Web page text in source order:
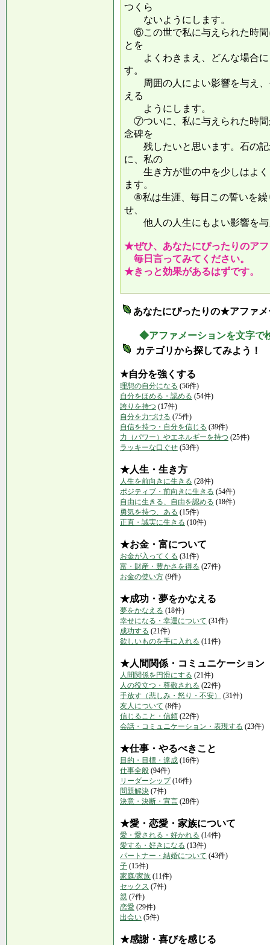
つくら
ないようにします。
⑥この世で私に与えられた時間
とを
よくわきまえ、どんな場合に
す。
周囲の人によい影響を与え、
える
ようにします。
⑦ついに、私に与えられた時間
念碑を
残したいと思います。石の記
に、私の
生き方が世の中を少しはよく
ます。
⑧私は生涯、毎日この誓いを繰
せ、
他人の人生にもよい影響
★ぜひ、あなたにぴったりのア
毎日言ってみてください。
★きっと効果があるはずです。
あなたにぴったりの★アファ
◆アファメーションを文字で
カテゴリから探してみよう！
★自分を強くする
理想の自分になる (56件)
自分をほめる・認める (54件)
誇りを持つ (17件)
自分を力づける (75件)
自信を持つ・自分を信じる (39件)
力（パワー）やエネルギーを持つ (25件)
ラッキーな口ぐせ (53件)
★人生・生き方
人生を前向きに生きる (28件)
ポジティブ・前向きに生きる (54件)
自由に生きる、自由を認める (18件)
勇気を持つ、ある (15件)
正直・誠実に生きる (10件)
★お金・富について
お金が入ってくる (31件)
富・財産・豊かさを得る (27件)
お金の使い方 (9件)
★成功・夢をかなえる
夢をかなえる (18件)
幸せになる・幸運について (31件)
成功する (21件)
欲しいものを手に入れる (11件)
★人間関係・コミュニケーション
人間関係を円滑にする (21件)
人の役立つ・尊敬される (22件)
手放す（悲しみ・怒り・不安）
(31件)
友人について (8件)
信じること・信頼 (22件)
会話・コミュニケーション・表現する (23件)
★仕事・やるべきこと
目的・目標・達成 (16件)
仕事全般 (94件)
リーダーシップ(16件)
問題解決 (7件)
決意・決断・宣言 (28件)
★愛・恋愛・家族について
愛・愛される・好かれる (14件)
愛する・好きになる (13件)
パートナー・結婚について (43件)
子 (15件)
家庭/家族 (11件)
セックス (7件)
親 (7件)
恋愛 (29件)
出会い (5件)
★感謝・喜びを感じる